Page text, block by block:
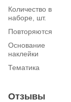
Количество в
наборе, шт.
Повторяются
Основание
наклейки
Тематика
Отзывы